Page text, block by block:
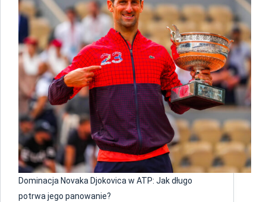
Dominacja Novaka Djokovica w ATP: Jak długo
potrwa jego panowanie?